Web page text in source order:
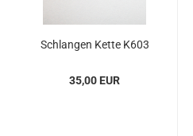
Schlan­gen Kette K603
35,00 EUR